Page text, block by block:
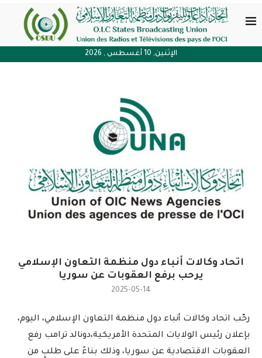
الإثنين, 10 أغسطس , 2026
اتحاد وكالات أنباء دول منظمة التعاون الإسلامي
يرحب برفع العقوبات عن سوريا
2025-05-14
رحّب اتحاد وكالات أنباء دول منظمة التعاون الإسلامي، اليوم،
بإعلان رئيس الولايات المتحدة الأمريكية،دونالد ترامب رفع
العقوبات الاقتصادية عن سوريا، وذلك بناءً على طلبٍ من